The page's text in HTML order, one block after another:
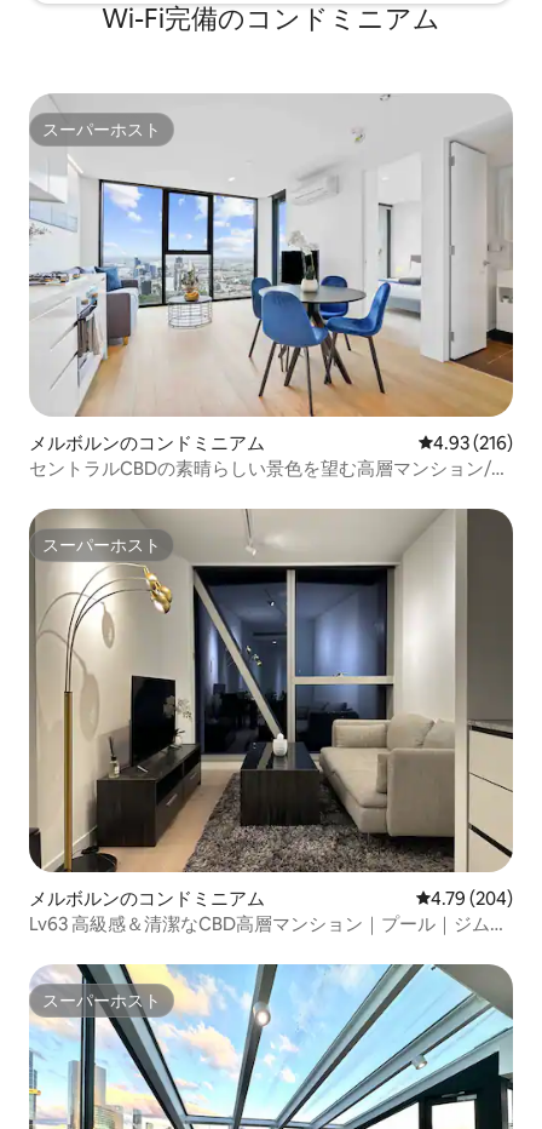
Wi-Fi完備のコンドミニアム
スーパーホスト
スーパーホスト
メルボルンのコンドミニアム レビュー216
4.93 (216)
セントラルCBDの素晴らしい景色を望む高層マンション/ジ
スーパーホスト
スーパーホスト
メルボルンのコンドミニアム レビュー204
4.79 (204)
Lv63 高級感＆清潔なCBD高層マンション｜プール｜ジム｜
スーパーホスト
スーパーホスト